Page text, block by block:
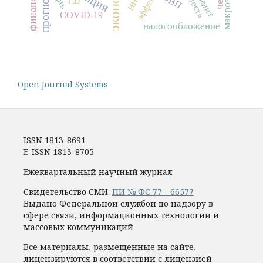
налогообложение
COVID-19
Open Journal Systems
ISSN 1813-8691
E-ISSN 1813-8705
Ежеквартальный научный журнал
Свидетельство СМИ: ПИ № ФС 77 - 66577
Выдано Федеральной службой по надзору в
сфере связи, информационных технологий и
массовых коммуникаций
Все материалы, размещенные на сайте,
лицензируются в соответствии с лицензией